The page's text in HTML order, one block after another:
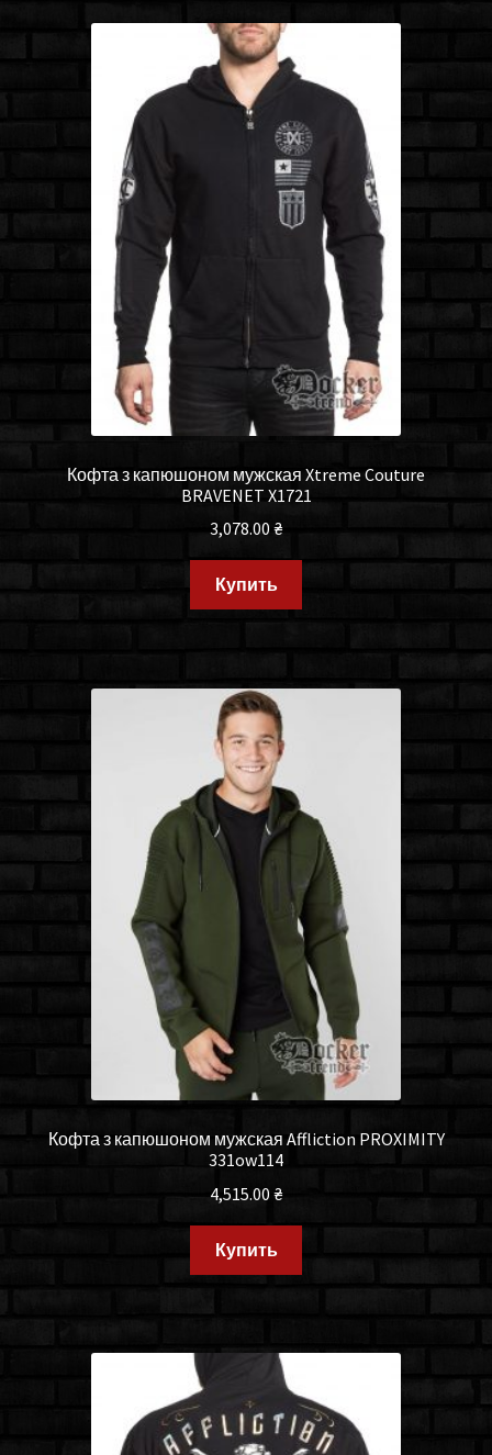
Кофта з капюшоном мужская Xtreme Couture
BRAVENET X1721
3,078.00 ₴
Купить
Кофта з капюшоном мужская Affliction PROXIMITY
331ow114
4,515.00 ₴
Купить